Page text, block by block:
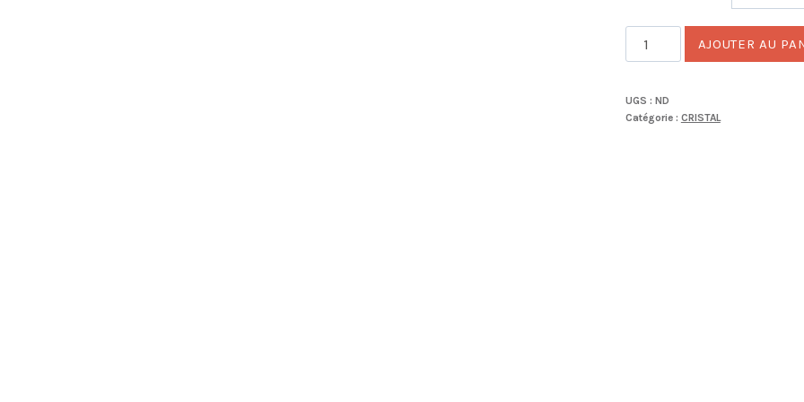
quantité
de
01
AJOUTER AU
UGS : ND
Catégorie : CRISTAL